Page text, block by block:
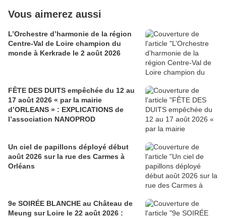
Vous aimerez aussi
L’Orchestre d’harmonie de la région
Centre-Val de Loire champion du
monde à Kerkrade le 2 août 2026
FÊTE DES DUITS empêchée du 12 au
17 août 2026 « par la mairie
d’ORLEANS » : EXPLICATIONS de
l’association NANOPROD
Un ciel de papillons déployé début
août 2026 sur la rue des Carmes à
Orléans
9e SOIRÉE BLANCHE au Château de
Meung sur Loire le 22 août 2026 :